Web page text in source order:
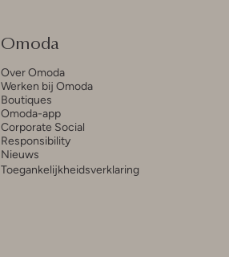
Omoda
Over Omoda
Werken bij Omoda
Boutiques
Omoda-app
Corporate Social
Responsibility
Nieuws
Toegankelijkheidsverklaring